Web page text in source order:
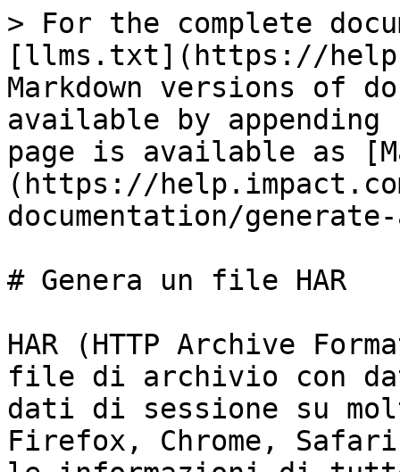
> For the complete
[llms.txt](https://
Markdown versions of
available by
page is available as
(https://
documentation/
# Genera un file HAR
HAR (HTTP Archive
file di archivio con
dati di sessione su
Firefox, Chrome,